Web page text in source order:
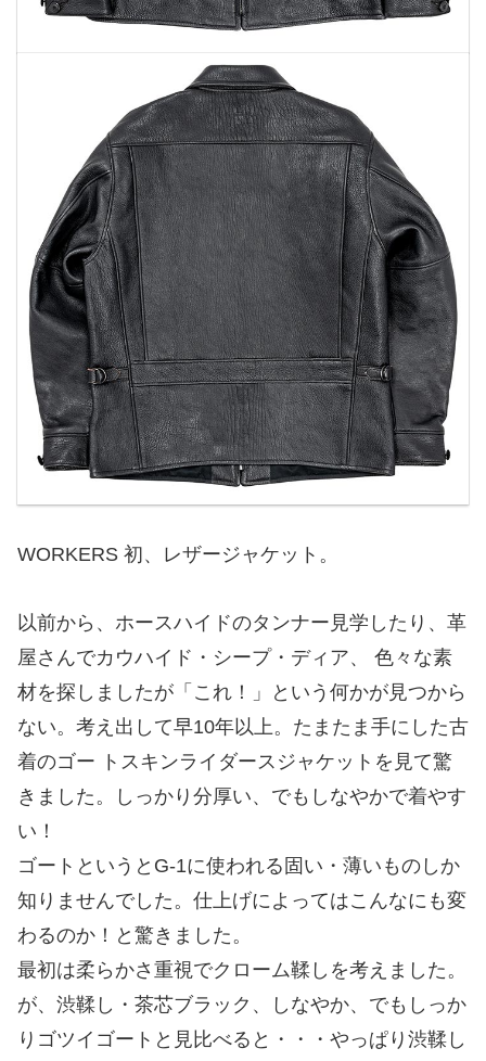
WORKERS 初、レザージャケット。
以前から、ホースハイドのタンナー見学したり、革
屋さんでカウハイド・シープ・ディア、 色々な素
材を探しましたが「これ！」という何かが見つから
ない。考え出して早10年以上。たまたま手にした古
着のゴー トスキンライダースジャケットを見て驚
きました。しっかり分厚い、でもしなやかで着やす
い！
ゴートというとG-1に使われる固い・薄いものしか
知りませんでした。仕上げによってはこんなにも変
わるのか！と驚きました。
最初は柔らかさ重視でクローム鞣しを考えました。
が、渋鞣し・茶芯ブラック、しなやか、でもしっか
りゴツイゴートと見比べると・・・やっぱり渋鞣し